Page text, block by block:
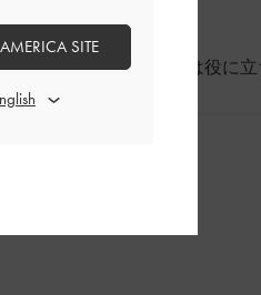
このレビューは役に立
SITE